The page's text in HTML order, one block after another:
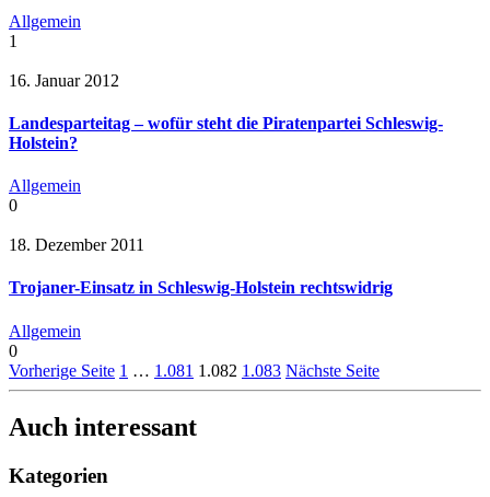
Allgemein
1
16. Januar 2012
Landesparteitag – wofür steht die Piratenpartei Schleswig-
Holstein?
Allgemein
0
18. Dezember 2011
Trojaner-Einsatz in Schleswig-Holstein rechtswidrig
Allgemein
0
Vorherige Seite 1 … 1.081 1.082 1.083 Nächste Seite
Auch interessant
Kategorien